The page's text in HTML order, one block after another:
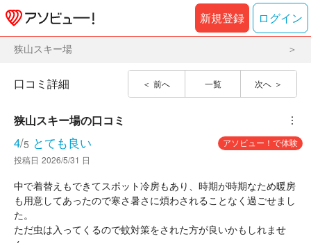
新規登録 ログイン
狭山スキー場
前へ 一覧 次へ
口コミ詳細
狭山スキー場の口コミ ︙
4/5 とても良い
アソビュー！で体験
投稿日 2026/5/31 日
中で着替えもできてスポット冷房もあり、時期が時期なため暖房
も用意してあったので寒さ暑さに煩わされることなく過ごせまし
た。
ただ虫は入ってくるので蚊対策をされた方が良いかもしれませ